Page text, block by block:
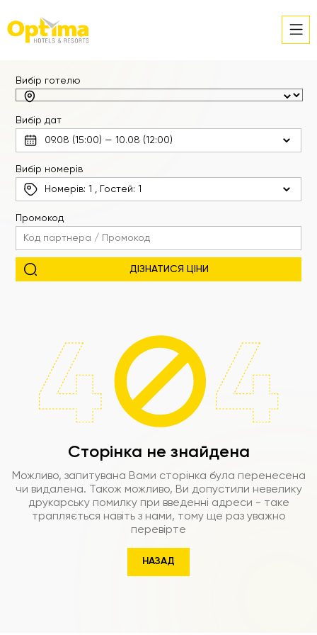
Вибір готелю
Вибір дат
Вибір номерів
Номерів:1 , Гостей: 1
Промокод
Сторінка не знайдена
Можливо, запитувана Вами сторінка була перенесена
чи видалена. Також можливо, Ви допустили невелику
друкарську помилку при введенні адреси - таке
трапляється навіть з нами, тому ще раз уважно
перевірте
НАЗАД